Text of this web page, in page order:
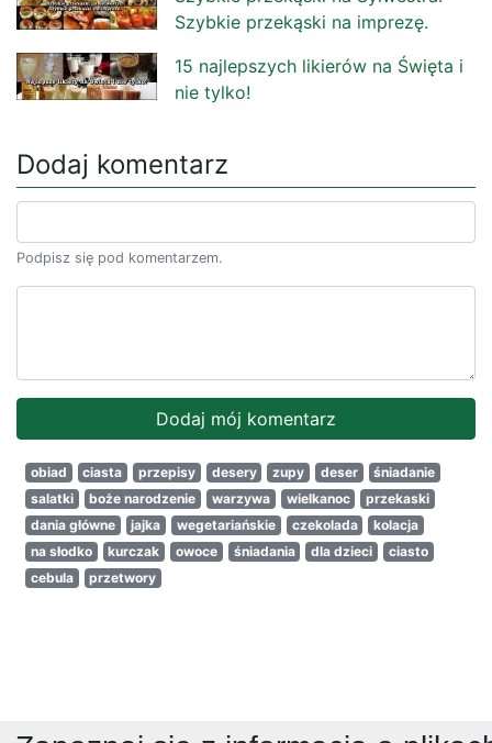
Szybkie przekąski na imprezę.
15 najlepszych likierów na Święta i
nie tylko!
Dodaj komentarz
Podpisz się pod komentarzem.
obiad ciasta przepisy desery zupy deser
śniadanie
salatki
boże narodzenie warzywa wielkanoc
przekaski
dania główne
jajka wegetariańskie czekolada
kolacja
na słodko
kurczak owoce śniadania dla dzieci
ciasto
cebula
przetwory